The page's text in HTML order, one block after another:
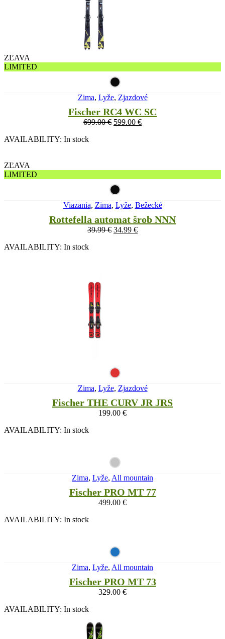
ZĽAVA
LIMITED
Zima, Lyže, Zjazdové
Fischer RC4 WC SC
699.00€ 599.00 €
AVAILABILITY: In stock
ZĽAVA
LIMITED
Viazania, Zima, Lyže, Bežecké
Rottefella automat šrob NNN
39.99€ 34.99 €
AVAILABILITY: In stock
Zima, Lyže, Zjazdové
Fischer THE CURV JR JRS
199.00 €
AVAILABILITY: In stock
Zima, Lyže, All mountain
Fischer PRO MT 77
499.00 €
AVAILABILITY: In stock
Zima, Lyže, All mountain
Fischer PRO MT 73
329.00 €
AVAILABILITY: In stock